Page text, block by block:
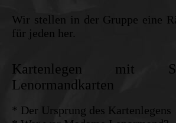
Wir stellen in der Gruppe eine
für jeden her.
Kartenlegen mit
Lenormandkarten
* Der Ursprung des Kartenlegens